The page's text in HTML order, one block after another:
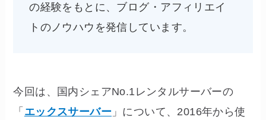
の経験をもとに、ブログ・アフィリエイ
トのノウハウを発信しています。
今回は、国内シェアNo.1レンタルサーバーの
「 エックスサーバー 」について、2016年から使